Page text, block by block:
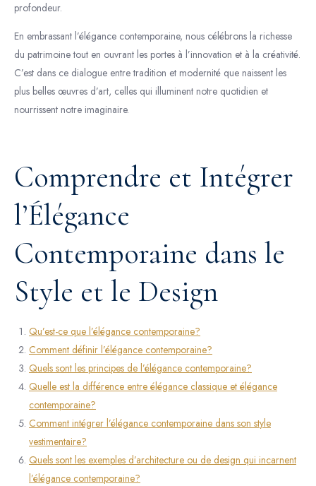
profondeur.
En embrassant l’élégance contemporaine, nous célébrons la richesse
du patrimoine tout en ouvrant les portes à l’innovation et à la créativité.
C’est dans ce dialogue entre tradition et modernité que naissent les
plus belles œuvres d’art, celles qui illuminent notre quotidien et
nourrissent notre imaginaire.
Comprendre et Intégrer
l’Élégance
Contemporaine dans le
Style et le Design
Qu’est-ce que l’élégance contemporaine?
Comment définir l’élégance contemporaine?
Quels sont les principes de l’élégance contemporaine?
Quelle est la différence entre élégance classique et élégance
contemporaine?
Comment intégrer l’élégance contemporaine dans son style
vestimentaire?
Quels sont les exemples d’architecture ou de design qui incarnent
l’élégance contemporaine?